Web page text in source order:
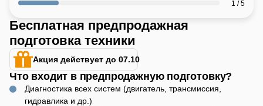
1 / 5
Бесплатная предпродажная
подготовка техники
Акция действует до 07.10
Что входит в предпродажную подготовку?
Диагностика всех систем (двигатель, трансмиссия,
гидравлика и др.)